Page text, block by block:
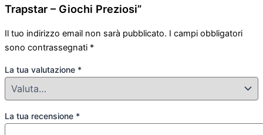
Trapstar – Giochi Preziosi”
Il tuo indirizzo email non sarà pubblicato. I campi obbligatori
sono contrassegnati *
La tua valutazione *
La tua recensione *